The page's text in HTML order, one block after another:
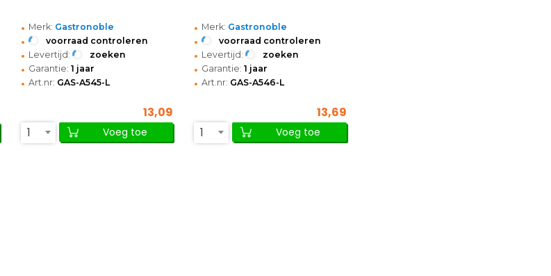
• Merk: Gastronoble
• voorraad controleren
• Levertijd: zoeken
• Garantie: 1 jaar
• Art.nr: GAS-A545-L
13,09
1
Voeg toe
• Merk: Gastronoble
• voorraad controleren
• Levertijd: zoeken
• Garantie: 1 jaar
• Art.nr: GAS-A546-L
13,69
1
Voeg toe